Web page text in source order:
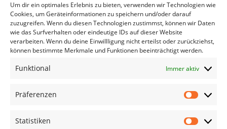
Um dir ein optimales Erlebnis zu bieten, verwenden wir Technologien wie
Cookies, um Geräteinformationen zu speichern und/oder darauf
zuzugreifen. Wenn du diesen Technologien zustimmst, können wir Daten
wie das Surfverhalten oder eindeutige IDs auf dieser Website
verarbeiten. Wenn du deine Einwillligung nicht erteilst oder zurückziehst,
können bestimmte Merkmale und Funktionen beeinträchtigt werden.
Funktional Immer aktiv
Präferenzen
Statistiken
Abonnieren Sie uns
Kategorien
TV Zubehör
Handy Zubehör
Airpod Zubehör